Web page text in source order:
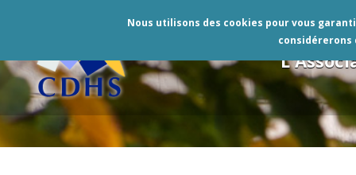
Nous utilisons des cookies pour vous
considérerons